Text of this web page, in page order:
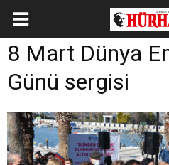
8 Mart Dünya
Günü sergisi